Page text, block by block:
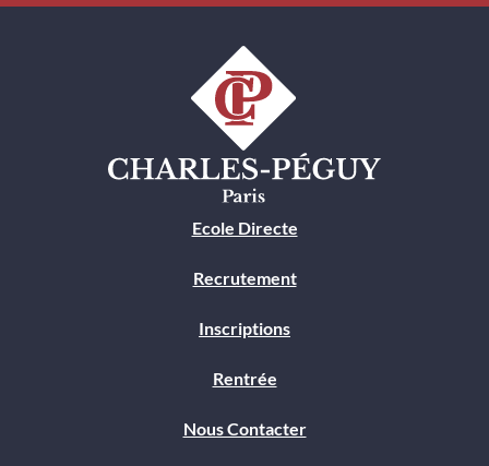
Ecole Directe
Recrutement
Inscriptions
Rentrée
Nous Contacter